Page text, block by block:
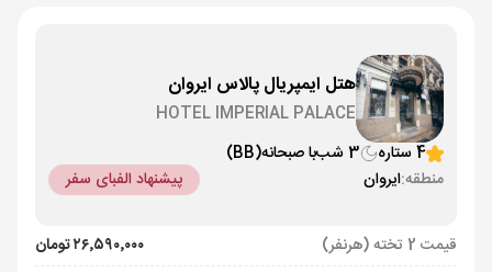
هتل ایمپریال پالاس ایروان
HOTEL IMPERIAL PALACE
4 ستاره
3 شب با صبحانه(BB)
منطقه:ایروان پیشنهاد الفبای سفر
قیمت 2 تخته (هرنفر)
۲۶٬۵۹۰٬۰۰۰ تومان